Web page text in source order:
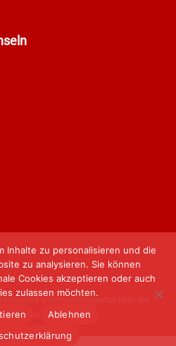
Informationsportal über die
Inseln
Inhalte zu personalisieren und die
zu analysieren. Sie können
Cookies akzeptieren oder auch
zulassen möchten.
Ablehnen